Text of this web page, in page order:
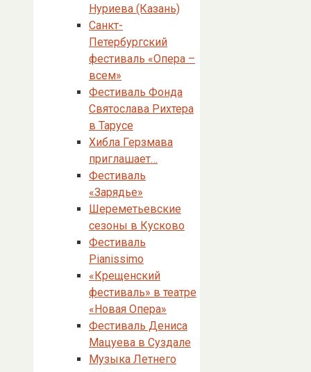
Нуриева (Казань)
Санкт-
Петербургский
фестиваль «Опера –
всем»
Фестиваль Фонда
Святослава Рихтера
в Тарусе
Хибла Герзмава
приглашает…
Фестиваль
«Зарядье»
Шереметьевские
сезоны в Кусково
Фестиваль
Pianissimo
«Крещенский
фестиваль» в театре
«Новая Опера»
Фестиваль Дениса
Мацуева в Суздале
Музыка Летнего